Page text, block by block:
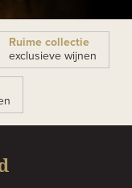
Ruime collectie
exclusieve wijnen